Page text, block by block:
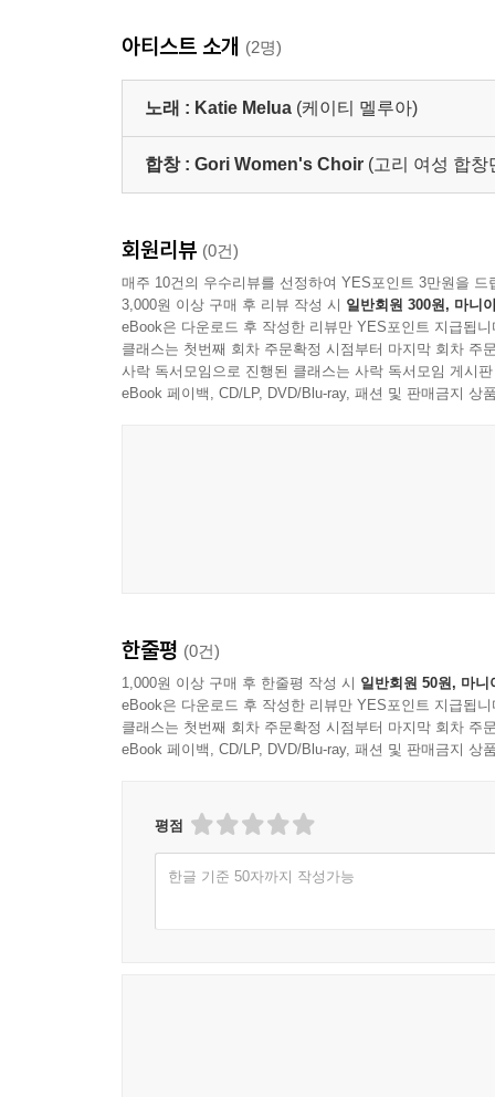
아티스트 소개 (2명)
노래 : Katie Melua (케이티 멜루아)
합창 : Gori Women's Choir (고리 여성 합창
회원리뷰 (0건)
매주 10건의 우수리뷰를 선정하여 YES포인트 3만원을 드
3,000원 이상 구매 후 리뷰 작성 시 일반회원 300원, 마니
eBook은 다운로드 후 작성한 리뷰만 YES포인트 지급됩니
클래스는 첫번째 회차 주문확정 시점부터 마지막 회차 주
사락 독서모임으로 진행된 클래스는 사락 독서모임 게시
eBook 페이백, CD/LP, DVD/Blu-ray, 패션 및 판매금지 상
한줄평 (0건)
1,000원 이상 구매 후 한줄평 작성 시 일반회원 50원, 마니
eBook은 다운로드 후 작성한 리뷰만 YES포인트 지급됩니
클래스는 첫번째 회차 주문확정 시점부터 마지막 회차 주
eBook 페이백, CD/LP, DVD/Blu-ray, 패션 및 판매금지 상
평점
한글 기준 50자까지 작성가능